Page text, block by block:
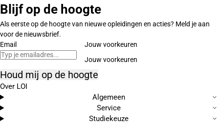
Blijf op de hoogte
Als eerste op de hoogte van nieuwe opleidingen en acties? Meld je aan
voor de nieuwsbrief.
Email
Jouw voorkeuren
Houd mij op de hoogte
Over LOI
Algemeen
Service
Studiekeuze